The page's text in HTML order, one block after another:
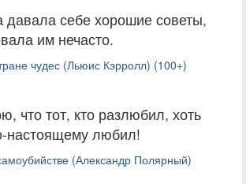
давала себе хорошие советы,
им нечасто.
чудес (Льюис Кэрролл) (100+)
что тот, кто разлюбил, хоть
настоящему любил!
(Александр Полярный)